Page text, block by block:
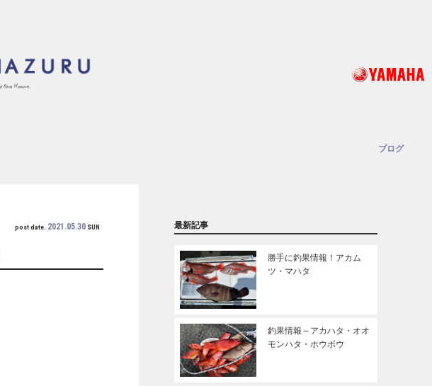
ブログ
post date. 2021.05.30 SUN 最新記事
勝手に釣果情報！アカム
ツ・マハタ
釣果情報～アカハタ・オオ
モンハタ・ホウボウ